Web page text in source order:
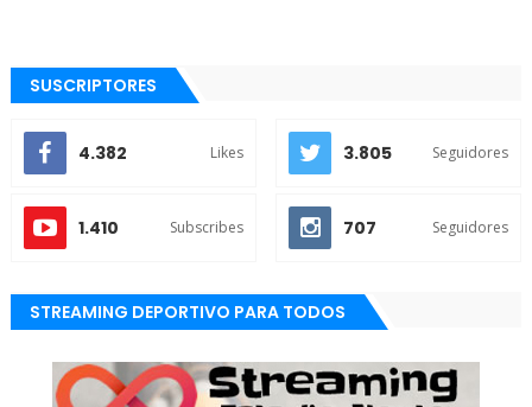
SUSCRIPTORES
4.382 Likes 3.805 Seguidores
1.410 Subscribes 707 Seguidores
STREAMING DEPORTIVO PARA TODOS